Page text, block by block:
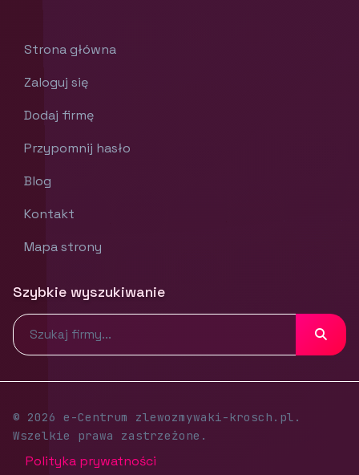
Strona główna
Zaloguj się
Dodaj firmę
Przypomnij hasło
Blog
Kontakt
Mapa strony
Szybkie wyszukiwanie
© 2026 e-Centrum zlewozmywaki-krosch.pl.
Wszelkie prawa zastrzeżone.
Polityka prywatności